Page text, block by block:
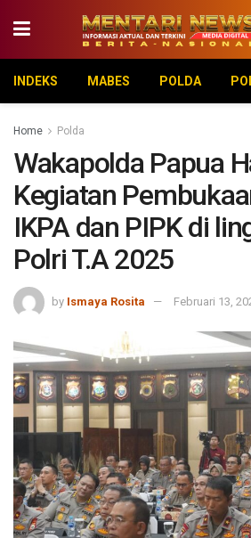
INDEKS MABES POLDA
Home Polda
Wakapolda Papua
Kegiatan
IKPA dan PIPK di
Polri T.A 2025
by Ismaya Rosita Februari 13,